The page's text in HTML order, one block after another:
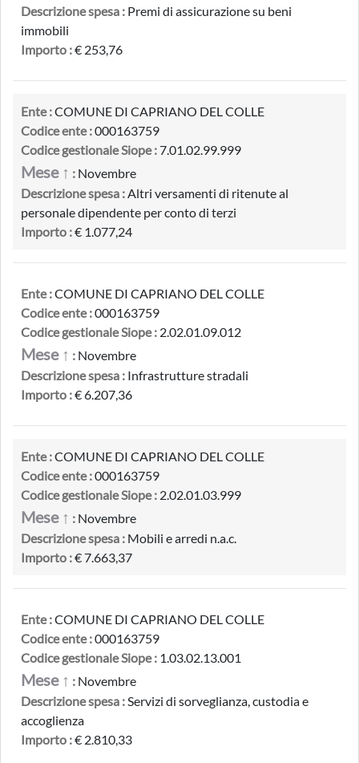
Descrizione spesa : Premi di assicurazione su beni
immobili
Importo :€ 253,76
Ente :COMUNE DI CAPRIANO DEL COLLE
Codice ente :000163759
Codice gestionale Siope :7.01.02.99.999
Mese ↑ : Novembre
Descrizione spesa :Altri versamenti di ritenute al
personale dipendente per conto di terzi
Importo :€ 1.077,24
Ente :COMUNE DI CAPRIANO DEL COLLE
Codice ente :000163759
Codice gestionale Siope : 2.02.01.09.012
Mese ↑ : Novembre
Descrizione spesa : Infrastrutture stradali
Importo :€ 6.207,36
Ente :COMUNE DI CAPRIANO DEL COLLE
Codice ente :000163759
Codice gestionale Siope : 2.02.01.03.999
Mese ↑ : Novembre
Descrizione spesa : Mobili e arredi n.a.c.
Importo :€ 7.663,37
Ente :COMUNE DI CAPRIANO DEL COLLE
Codice ente :000163759
Codice gestionale Siope : 1.03.02.13.001
Mese ↑ : Novembre
Descrizione spesa :Servizi di sorveglianza, custodia e
accoglienza
Importo :€ 2.810,33